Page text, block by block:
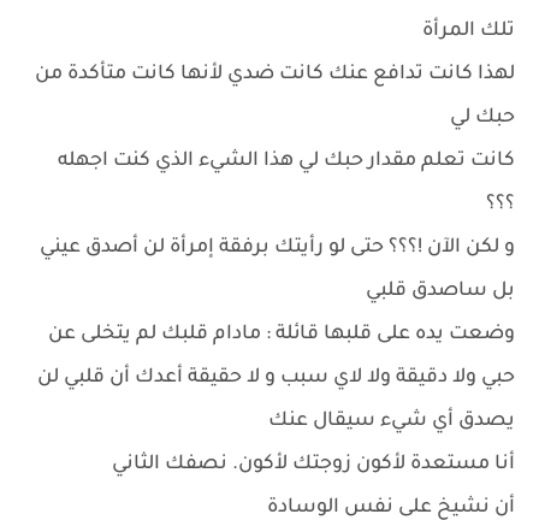
تلك المرأة
لهذا كانت تدافع عنك كانت ضدي لأنها كانت متأكدة من
حبك لي
كانت تعلم مقدار حبك لي هذا الشيء الذي كنت اجهله
؟؟؟
و لكن الآن !؟؟؟ حتى لو رأيتك برفقة إمرأة لن أصدق عيني
بل ساصدق قلبي
وضعت يده على قلبها قائلة : مادام قلبك لم يتخلى عن
حبي ولا دقيقة ولا لاي سبب و لا حقيقة أعدك أن قلبي لن
يصدق أي شيء سيقال عنك
أنا مستعدة لأكون زوجتك لأكون. نصفك الثاني
أن نشيخ على نفس الوسادة